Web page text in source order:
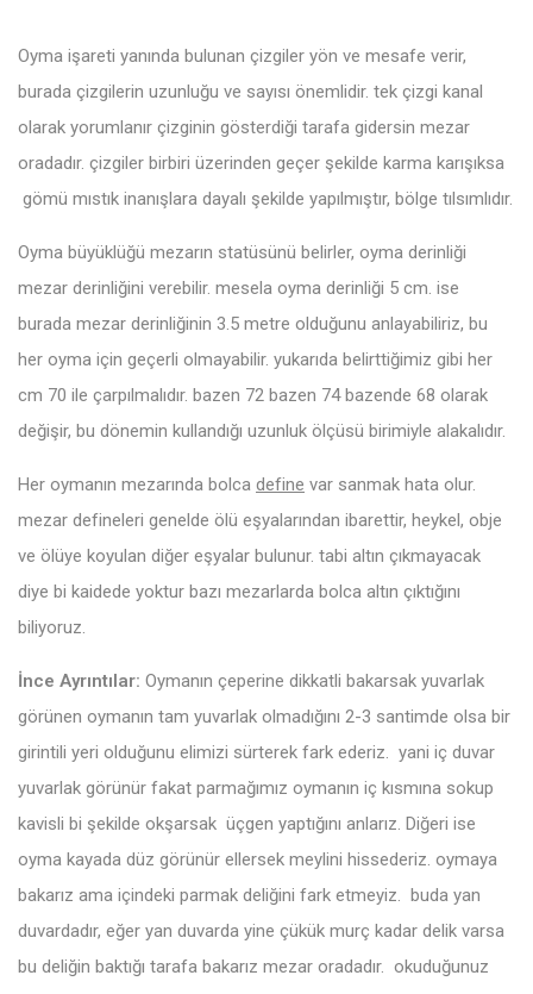
Oyma işareti yanında bulunan çizgiler yön ve mesafe verir,
burada çizgilerin uzunluğu ve sayısı önemlidir. tek çizgi kanal
olarak yorumlanır çizginin gösterdiği tarafa gidersin mezar
oradadır. çizgiler birbiri üzerinden geçer şekilde karma karışıksa
gömü mıstık inanışlara dayalı şekilde yapılmıştır, bölge tılsımlıdır.
Oyma büyüklüğü mezarın statüsünü belirler, oyma derinliği
mezar derinliğini verebilir. mesela oyma derinliği 5 cm. ise
burada mezar derinliğinin 3.5 metre olduğunu anlayabiliriz, bu
her oyma için geçerli olmayabilir. yukarıda belirttiğimiz gibi her
cm 70 ile çarpılmalıdır. bazen 72 bazen 74 bazende 68 olarak
değişir, bu dönemin kullandığı uzunluk ölçüsü birimiyle alakalıdır.
Her oymanın mezarında bolca define var sanmak hata olur.
mezar defineleri genelde ölü eşyalarından ibarettir, heykel, obje
ve ölüye koyulan diğer eşyalar bulunur. tabi altın çıkmayacak
diye bi kaidede yoktur bazı mezarlarda bolca altın çıktığını
biliyoruz.
İnce Ayrıntılar: Oymanın çeperine dikkatli bakarsak yuvarlak
görünen oymanın tam yuvarlak olmadığını 2-3 santimde olsa bir
girintili yeri olduğunu elimizi sürterek fark ederiz. yani iç duvar
yuvarlak görünür fakat parmağımız oymanın iç kısmına sokup
kavisli bi şekilde okşarsak üçgen yaptığını anlarız. Diğeri ise
oyma kayada düz görünür ellersek meylini hissederiz. oymaya
bakarız ama içindeki parmak deliğini fark etmeyiz. buda yan
duvardadır, eğer yan duvarda yine çükük murç kadar delik varsa
bu deliğin baktığı tarafa bakarız mezar oradadır. okuduğunuz